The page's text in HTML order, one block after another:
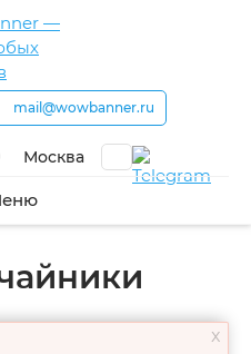
mail@wowbanner.ru
Москва
x